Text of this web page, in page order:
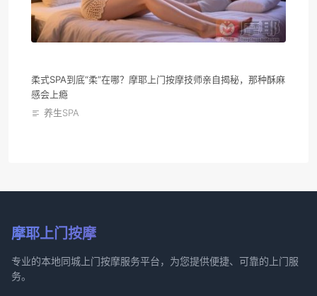
柔式SPA到底“柔”在哪？摩耶上门按摩技师亲自揭秘，那种酥麻
感会上瘾
养生SPA
摩耶上门按摩
专业的本地同城上门按摩服务平台，为您提供便捷、可靠的上门服
务。